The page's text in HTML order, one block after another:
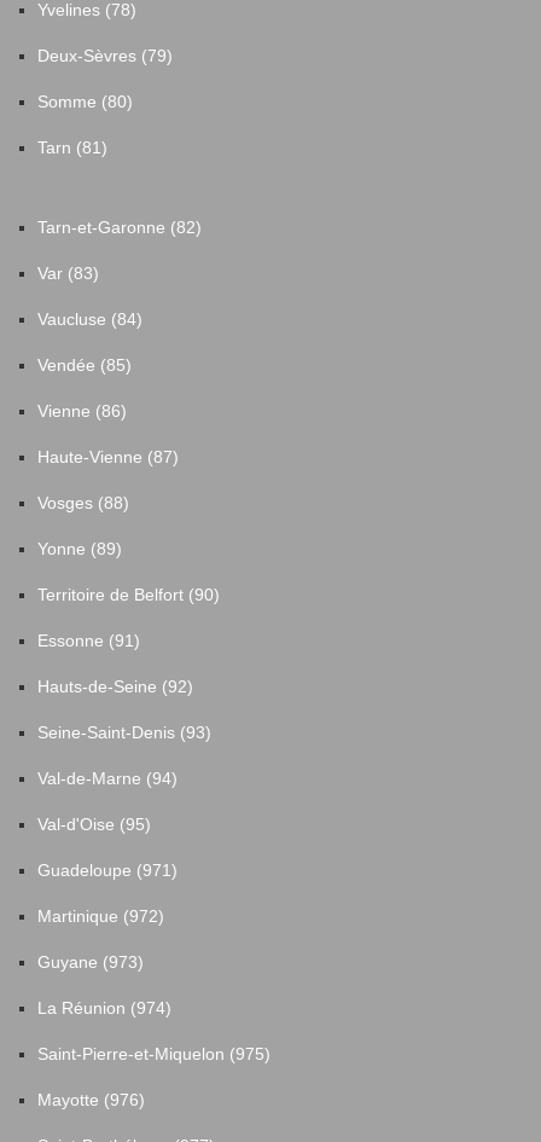
Yvelines (78)
Deux-Sèvres (79)
Somme (80)
Tarn (81)
Tarn-et-Garonne (82)
Var (83)
Vaucluse (84)
Vendée (85)
Vienne (86)
Haute-Vienne (87)
Vosges (88)
Yonne (89)
Territoire de Belfort (90)
Essonne (91)
Hauts-de-Seine (92)
Seine-Saint-Denis (93)
Val-de-Marne (94)
Val-d'Oise (95)
Guadeloupe (971)
Martinique (972)
Guyane (973)
La Réunion (974)
Saint-Pierre-et-Miquelon (975)
Mayotte (976)